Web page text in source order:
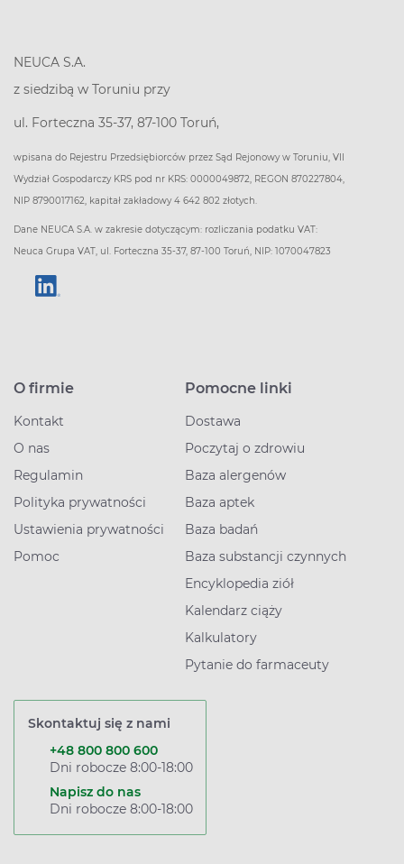
NEUCA S.A.
z siedzibą w Toruniu przy
ul. Forteczna 35-37, 87-100 Toruń,
wpisana do Rejestru Przedsiębiorców przez Sąd Rejonowy w Toruniu, VII
Wydział Gospodarczy KRS pod nr KRS: 0000049872, REGON 870227804,
NIP 8790017162, kapitał zakładowy 4 642 802 złotych.
Dane NEUCA S.A. w zakresie dotyczącym: rozliczania podatku VAT:
Neuca Grupa VAT, ul. Forteczna 35-37, 87-100 Toruń, NIP: 1070047823
O firmie
Kontakt
O nas
Regulamin
Polityka prywatności
Ustawienia prywatności
Pomoc
Pomocne linki
Dostawa
Poczytaj o zdrowiu
Baza alergenów
Baza aptek
Baza badań
Baza substancji czynnych
Encyklopedia ziół
Kalendarz ciąży
Kalkulatory
Pytanie do farmaceuty
Skontaktuj się z nami
+48 800 800 600
Dni robocze 8:00-18:00
Napisz do nas
Dni robocze 8:00-18:00